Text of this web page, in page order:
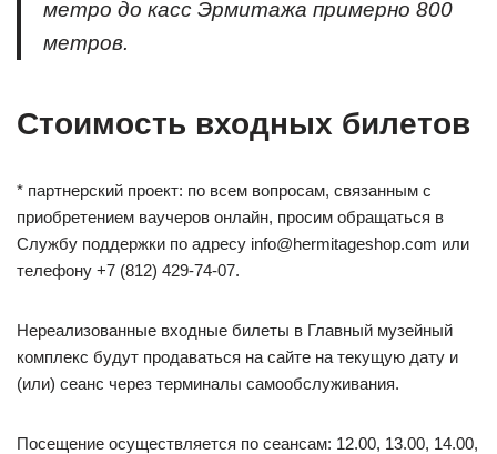
метро до касс Эрмитажа примерно 800
метров.
Стоимость входных билетов
* партнерский проект: по всем вопросам, связанным с
приобретением ваучеров онлайн, просим обращаться в
Службу поддержки по адресу info@hermitageshop.com или
телефону +7 (812) 429-74-07.
Нереализованные входные билеты в Главный музейный
комплекс будут продаваться на сайте на текущую дату и
(или) сеанс через терминалы самообслуживания.
Посещение осуществляется по сеансам: 12.00, 13.00, 14.00,